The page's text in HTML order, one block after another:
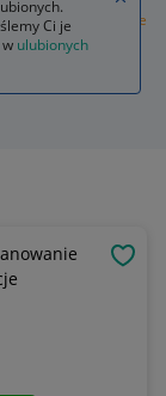
Ściany i elewacje
Ci je
ulubionych